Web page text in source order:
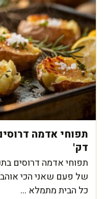
דק'
תפוחי אדמה דרוסים
של פעם שאני הכי
כל הבית מתמלא ...